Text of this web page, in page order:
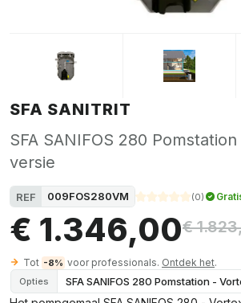
SFA SANITRIT
SFA SANIFOS 280
versie
REF 009FOS280VM (0)
€ 1.346,00€
Tot -8% voor professionals. Ontdek het.
Opties SFA SANIFOS 280 Pomstation -